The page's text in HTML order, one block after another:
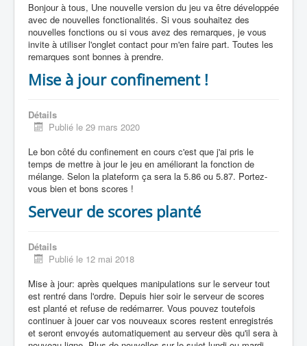
Bonjour à tous, Une nouvelle version du jeu va être développée
avec de nouvelles fonctionalités. Si vous souhaitez des
nouvelles fonctions ou si vous avez des remarques, je vous
invite à utiliser l'onglet contact pour m'en faire part. Toutes les
remarques sont bonnes à prendre.
Mise à jour confinement !
Détails
Publié le 29 mars 2020
Le bon côté du confinement en cours c'est que j'ai pris le
temps de mettre à jour le jeu en améliorant la fonction de
mélange. Selon la plateform ça sera la 5.86 ou 5.87. Portez-
vous bien et bons scores !
Serveur de scores planté
Détails
Publié le 12 mai 2018
Mise à jour: après quelques manipulations sur le serveur tout
est rentré dans l'ordre. Depuis hier soir le serveur de scores
est planté et refuse de redémarrer. Vous pouvez toutefois
continuer à jouer car vos nouveaux scores restent enregistrés
et seront envoyés automatiquement au serveur dès qu'il sera à